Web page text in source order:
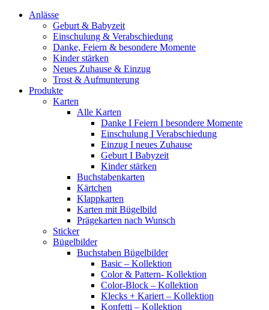
Anlässe
Geburt & Babyzeit
Einschulung & Verabschiedung
Danke, Feiern & besondere Momente
Kinder stärken
Neues Zuhause & Einzug
Trost & Aufmunterung
Produkte
Karten
Alle Karten
Danke I Feiern I besondere Momente
Einschulung I Verabschiedung
Einzug I neues Zuhause
Geburt I Babyzeit
Kinder stärken
Buchstabenkarten
Kärtchen
Klappkarten
Karten mit Bügelbild
Prägekarten nach Wunsch
Sticker
Bügelbilder
Buchstaben Bügelbilder
Basic – Kollektion
Color & Pattern- Kollektion
Color-Block – Kollektion
Klecks + Kariert – Kollektion
Konfetti – Kollektion